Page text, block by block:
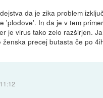
da je zika problem
'plodove'. In da je v tem
je virus tako zelo razširjen.
precej butasta če po